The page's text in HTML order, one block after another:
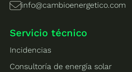
info@cambioenergetico.com
Servicio técnico
Incidencias
Consultoría de energía solar